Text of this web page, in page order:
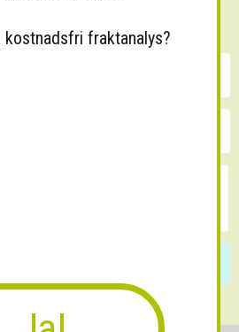
kostnadsfri fraktanalys?